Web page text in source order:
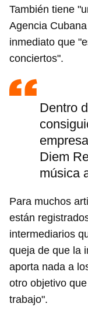
También tiene
Agencia
inmediato que
conciertos".
Dentro
Diem
música
Para muchos
están
intermediarios
queja de que la
aporta nada a
otro objetivo
trabajo".